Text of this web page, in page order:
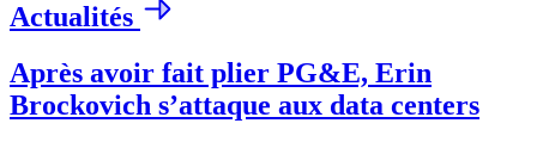
Actualités
Après avoir fait plier PG&E, Erin
Brockovich s’attaque aux data centers